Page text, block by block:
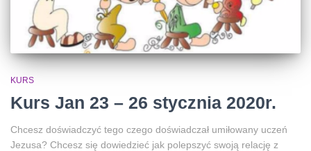
KURS
Kurs Jan 23 – 26 stycznia 2020r.
Chcesz doświadczyć tego czego doświadczał umiłowany uczeń
Jezusa? Chcesz się dowiedzieć jak polepszyć swoją relację z